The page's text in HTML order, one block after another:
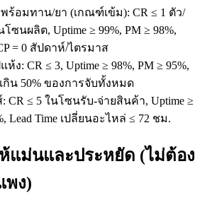
ร้อมทาน/ยา (เกณฑ์เข้ม): CR ≤ 1 ตัว/
ซนผลิต, Uptime ≥ 99%, PM ≥ 98%,
= 0 สัปดาห์/ไตรมาส
ง: CR ≤ 3, Uptime ≥ 98%, PM ≥ 95%,
กิน 50% ของการจับทั้งหมด
CR ≤ 5 ในโซนรับ-จ่ายสินค้า, Uptime ≥
Lead Time เปลี่ยนอะไหล่ ≤ 72 ชม.
แม่นและประหยัด (ไม่ต้อง
พง)